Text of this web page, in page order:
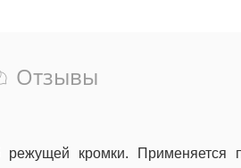
Отзывы
кромки. Применяется